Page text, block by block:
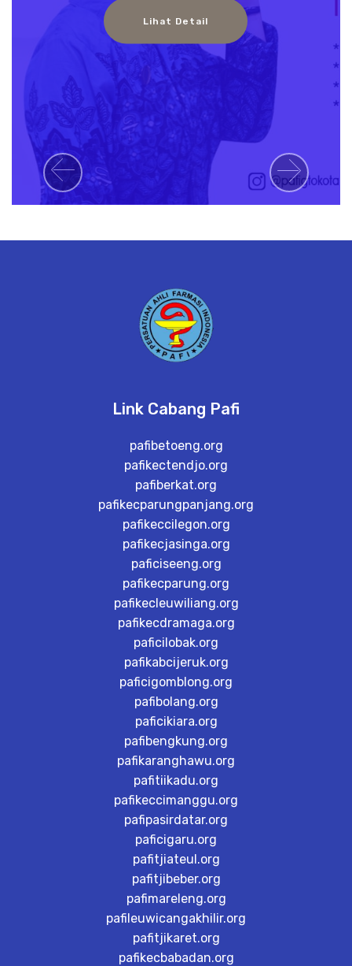
Lihat Detail
Previous Next
Link Cabang Pafi
pafibetoeng.org
pafikectendjo.org
pafiberkat.org
pafikecparungpanjang.org
pafikeccilegon.org
pafikecjasinga.org
paficiseeng.org
pafikecparung.org
pafikecleuwiliang.org
pafikecdramaga.org
paficilobak.org
pafikabcijeruk.org
paficigomblong.org
pafibolang.org
paficikiara.org
pafibengkung.org
pafikaranghawu.org
pafitiikadu.org
pafikeccimanggu.org
pafipasirdatar.org
paficigaru.org
pafitjiateul.org
pafitjibeber.org
pafimareleng.org
pafileuwicangakhilir.org
pafitjikaret.org
pafikecbabadan.org